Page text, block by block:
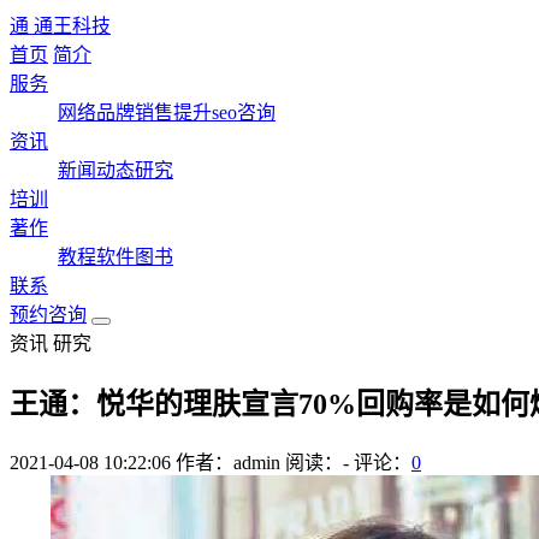
通 通王科技
首页 简介
服务
网络品牌销售提升seo咨询
资讯
新闻动态研究
培训
著作
教程软件图书
联系
预约咨询
资讯 研究
王通：悦华的理肤宣言70%回购率是如何
2021-04-08 10:22:06 作者：admin 阅读： - 评论： 0